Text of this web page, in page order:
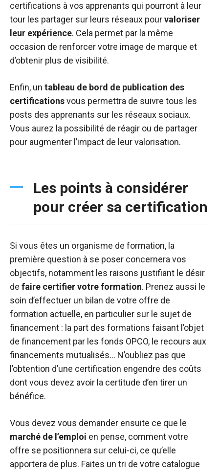
certifications à vos apprenants qui pourront à leur
tour les partager sur leurs réseaux pourvaloriser
leur expérience. Cela permet par la même
occasion de renforcer votre image de marque et
d’obtenir plus de visibilité.
Enfin, un tableau de bord de publication des
certificationsvous permettra de suivre tous les
posts des apprenants sur les réseaux sociaux.
Vous aurez la possibilité de réagir ou de partager
pour augmenter l’impact de leur valorisation.
Les points à considérer
pour créer sa certification
Si vous êtes un organisme de formation, la
première question à se poser concernera vos
objectifs, notamment les raisons justifiant le désir
de faire certifier votre formation. Prenez aussi le
soin d’effectuer un bilan de votre offre de
formation actuelle, en particulier sur le sujet de
financement : la part des formations faisant l’objet
de financement par les fonds OPCO, le recours aux
financements mutualisés… N’oubliez pas que
l’obtention d’une certification engendre des coûts
dont vous devez avoir la certitude d’en tirer un
bénéfice.
Vous devez vous demander ensuite ce que le
marché de l’emploi en pense, comment votre
offre se positionnera sur celui-ci, ce qu’elle
apportera de plus. Faites un tri de votre catalogue